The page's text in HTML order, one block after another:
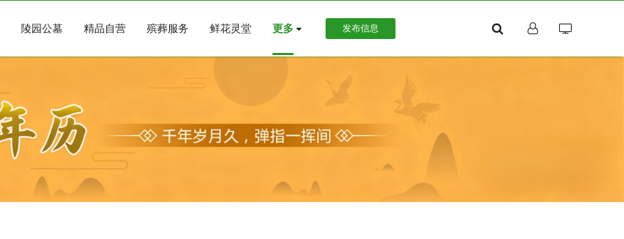
陵园公墓 精品自营 殡葬服务 鲜花灵堂 更多 发布信息